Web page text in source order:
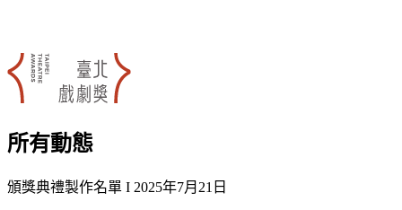
所有動態
:::
頒獎典禮製作名單 I 2025年7月21日